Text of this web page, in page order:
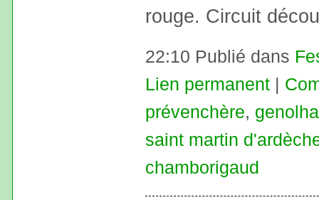
rouge. Circuit
22:10 Publié dans
Lien permanent
prévenchère,
saint martin
chamborigaud